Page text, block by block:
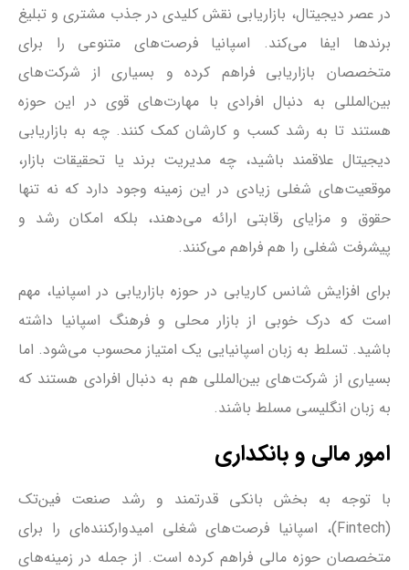
در عصر دیجیتال، بازاریابی نقش کلیدی در جذب مشتری و تبلیغ
برندها ایفا می‌کند. اسپانیا فرصت‌های متنوعی را برای
متخصصان بازاریابی فراهم کرده و بسیاری از شرکت‌های
بین‌المللی به دنبال افرادی با مهارت‌های قوی در این حوزه
هستند تا به رشد کسب و کارشان کمک کنند. چه به بازاریابی
دیجیتال علاقمند باشید، چه مدیریت برند یا تحقیقات بازار،
موقعیت‌های شغلی زیادی در این زمینه وجود دارد که نه تنها
حقوق و مزایای رقابتی ارائه می‌دهند، بلکه امکان رشد و
پیشرفت شغلی را هم فراهم می‌کنند.
برای افزایش شانس کاریابی در حوزه بازاریابی در اسپانیا، مهم
است که درک خوبی از بازار محلی و فرهنگ اسپانیا داشته
باشید. تسلط به زبان اسپانیایی یک امتیاز محسوب می‌شود. اما
بسیاری از شرکت‌های بین‌المللی هم به دنبال افرادی هستند که
به زبان انگلیسی مسلط باشند.
امور مالی و بانکداری
با توجه به بخش بانکی قدرتمند و رشد صنعت فین‌تک
(Fintech)، اسپانیا فرصت‌های شغلی امیدوار‌کننده‌ای را برای
متخصصان حوزه مالی فراهم کرده است. از جمله در زمینه‌های